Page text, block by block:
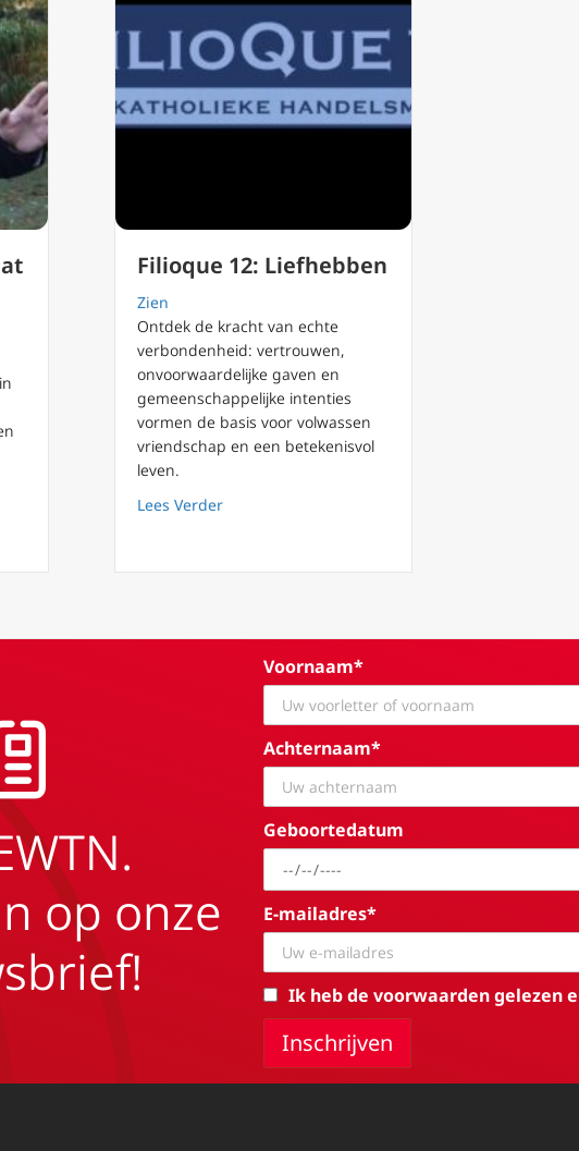
gaat identiteit werkelijk over?
Filioque 12: Liefhebben
Zien
Ontdek de kracht van echte
verbondenheid: vertrouwen,
onvoorwaardelijke gaven en
gemeenschappelijke intenties
vormen de basis voor volwassen
vriendschap en een betekenisvol
leven.
Lees Verderabout Filioque 12: Liefhebben
op onze
Voornaam*
Achternaam*
Geboortedatum
E-mailadres*
Ik heb de voorwaarden gelezen